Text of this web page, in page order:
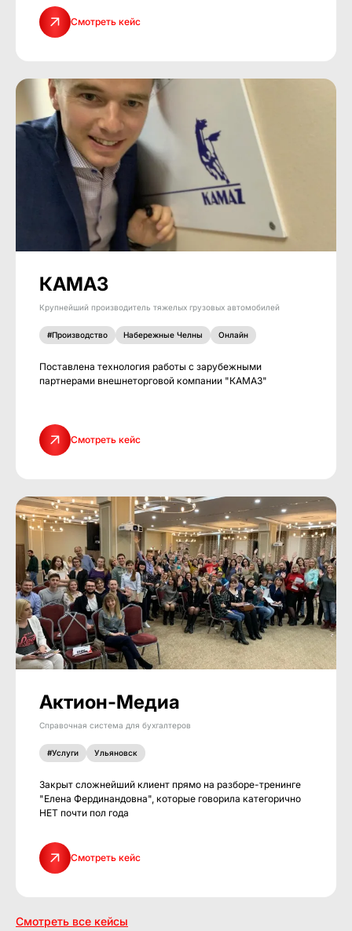
Смотреть кейс
КАМАЗ
Крупнейший производитель тяжелых грузовых автомобилей
#Производство Набережные Челны Онлайн
Поставлена технология работы с зарубежными
партнерами внешнеторговой компании "КАМАЗ"
Смотреть кейс
Актион-Медиа
Справочная система для бухгалтеров
#Услуги Ульяновск
Закрыт сложнейший клиент прямо на разборе-тренинге
"Елена Фердинандовна", которые говорила категорично
НЕТ почти пол года
Смотреть кейс
Смотреть все кейсы